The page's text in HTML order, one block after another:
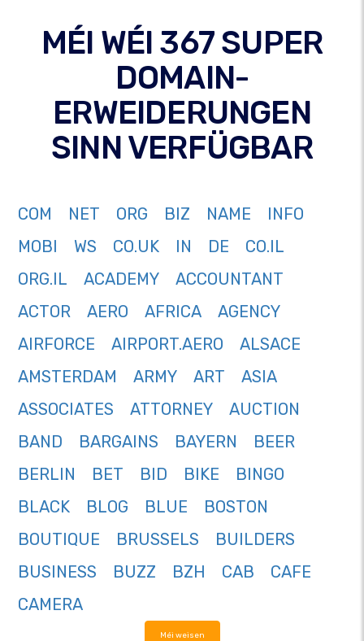
MÉI WÉI 367 SUPER
DOMAIN-
ERWEIDERUNGEN
SINN VERFÜGBAR
COM NET ORG BIZ NAME
INFO
MOBI
WS CO.UK IN DE
CO.IL
ORG.IL
ACADEMY
ACCOUNTANT
ACTOR
AERO AFRICA
AGENCY
AIRFORCE
AIRPORT.AERO
ALSACE
AMSTERDAM
ARMY ART
ASIA
ASSOCIATES
ATTORNEY
AUCTION
BAND
BARGAINS BAYERN
BEER
BERLIN
BET BID BIKE
BINGO
BLACK
BLOG BLUE
BOSTON
BOUTIQUE
BRUSSELS
BUILDERS
BUSINESS
BUZZ BZH CAB
CAFE
CAMERA
Méi weisen